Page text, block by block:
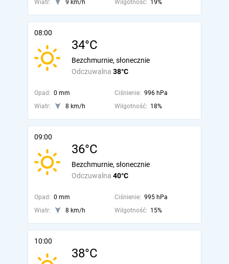
Wiatr: 9 km/h Wilgotność: 19%
08:00
34°C
Odczuwalna 38°C
Bezchmurnie, słonecznie
Opad: 0 mm Ciśnienie: 996 hPa
Wiatr:
8 km/h Wilgotność: 18%
09:00
36°C
Odczuwalna 40°C
Bezchmurnie, słonecznie
Opad: 0 mm Ciśnienie: 995 hPa
Wiatr:
8 km/h Wilgotność: 15%
10:00
38°C